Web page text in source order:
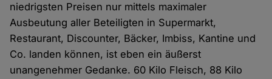
niedrigsten Preisen nur mittels maximaler
Ausbeutung aller Beteiligten in Supermarkt,
Restaurant, Discounter, Bäcker, Imbiss, Kantine und
Co. landen können, ist eben ein äußerst
unangenehmer Gedanke. 60 Kilo Fleisch, 88 Kilo